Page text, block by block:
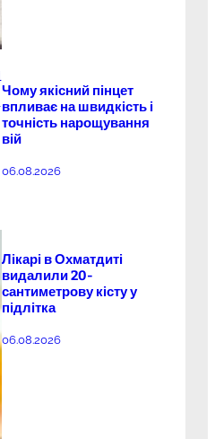
Чому якісний пінцет
впливає на швидкість і
точність нарощування
вій
06.08.2026
Лікарі в Охматдиті
видалили 20-
сантиметрову кісту у
підлітка
06.08.2026